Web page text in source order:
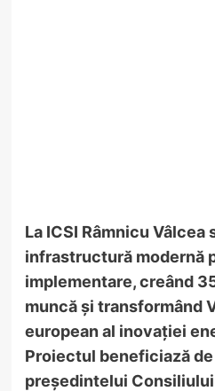
La ICSI Râmnicu Vâlcea
infrastructură modernă
implementare, creând
muncă și transformând
european al inovației
Proiectul beneficiază
președintelui